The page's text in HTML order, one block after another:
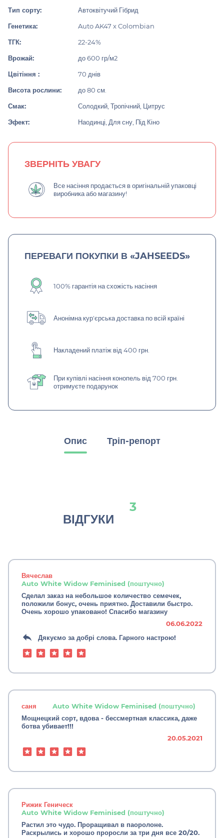
Тип сорту:
Автоквітучий Гібрид
Генетика:
Auto AK47 x Colombian
ТГК:
22-24%
Врожай:
до 600 гр/м2
Цвітіння :
70 днів
Висота рослини:
до 80 см.
Смак:
Солодкий, Тропічний, Цитрус
Эфект:
Наодинці, Для сну, Під Кіно
ЗВЕРНІТЬ УВАГУ
Все насіння продається в оригінальній упаковці
виробника або магазину!
ПЕРЕВАГИ ПОКУПКИ В «JAHSEEDS»
100% гарантія на схожість насіння
Анонімна кур'єрська доставка по всій країні
Накладений платіж від 400 грн.
При купівлі насіння конопель від 700 грн.
отримуєте подарунок
Опис Тріп-репорт
ВІДГУКИ
3
Вячеслав
Auto White Widow Feminised (поштучно)
Сделал заказ на небольшое количество семечек,
положили бонус, очень приятно. Доставили быстро.
Очень хорошо упаковано! Спасибо магазину
06.06.2022
Дякуємо за добрі слова. Гарного настрою!
саня
Auto White Widow Feminised (поштучно)
Мощнецкий сорт, вдова - бессмертная классика, даже
ботва убивает!!!
20.05.2021
Рижик Геническ
Auto White Widow Feminised (поштучно)
Растил это чудо. Проращивал в паоролоне.
Раскрылись и хорошо проросли за три дня все 20/20.